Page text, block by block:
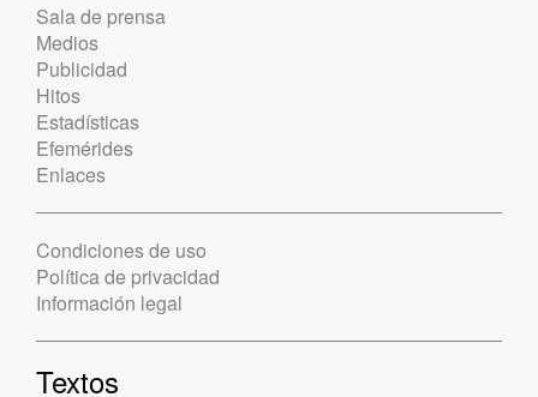
Sala de prensa
Medios
Publicidad
Hitos
Estadísticas
Efemérides
Enlaces
Condiciones de uso
Política de privacidad
Información legal
Textos